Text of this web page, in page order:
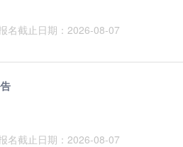
名截止日期：2026-08-07
名截止日期：2026-08-07